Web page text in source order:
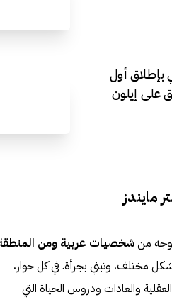
بإطلاق أول
على إيلون
شخصيات عربية ومن
مختلف، وتبني بجرأة. في كل حوار،
والعادات ودروس الحياة التي